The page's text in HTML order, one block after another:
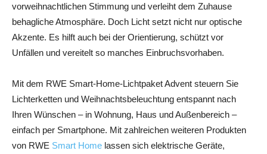
vorweihnachtlichen Stimmung und verleiht dem Zuhause
behagliche Atmosphäre. Doch Licht setzt nicht nur optische
Akzente. Es hilft auch bei der Orientierung, schützt vor
Unfällen und vereitelt so manches Einbruchsvorhaben.
Mit dem RWE Smart-Home-Lichtpaket Advent steuern Sie
Lichterketten und Weihnachtsbeleuchtung entspannt nach
Ihren Wünschen – in Wohnung, Haus und Außenbereich –
einfach per Smartphone. Mit zahlreichen weiteren Produkten
von RWE Smart Home lassen sich elektrische Geräte,